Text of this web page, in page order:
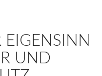
EIGENSINN
UND